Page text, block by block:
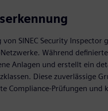
SINEC Security Inspector
Netzwerke. Während
Anlagen und erstellt ein
Diese zuverlässige
Compliance-Prüfungen und